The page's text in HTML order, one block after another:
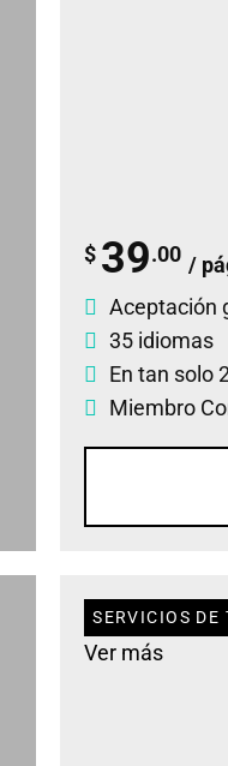
$ 39.00 /
Aceptación
35 idiomas
En tan solo
Miembro
SERVICIOS DE
Ver más